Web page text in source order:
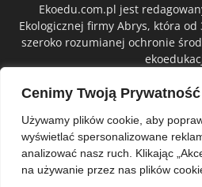
Cenimy Twoją Prywatność
Używamy plików cookie, aby
wyświetlać spersonalizowane
analizować nasz ruch. Klikając
na używanie przez nas plików
Ekoedu.com.pl jest
Ekologicznej firmy Abrys, która
szeroko rozumianej ochronie
ŚLEDŹ